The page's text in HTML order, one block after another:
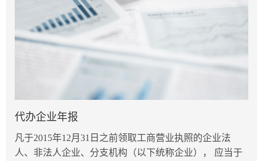
代办企业年报
凡于2015年12月31日之前领取工商营业执照的企业法
人、非法人企业、分支机构（以下统称企业）， 应当于